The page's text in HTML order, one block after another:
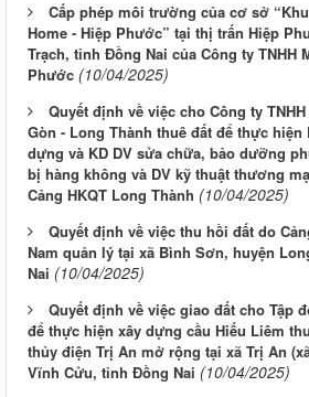
Cấp phép môi trường của cơ sở
Home - Hiệp Phước” tại thị trấn Hiệp
Trạch, tỉnh Đồng Nai của Công ty TNHH
Phước (10/04/2025)
Quyết định về việc cho Công ty
Gòn - Long Thành thuê đất để thực hiện
dựng và KD DV sửa chữa, bảo dưỡng
bị hàng không và DV kỹ thuật thương
Cảng HKQT Long Thành (10/04/2025)
Quyết định về việc thu hồi đất do
Nam quản lý tại xã Bình Sơn, huyện
Nai (10/04/2025)
Quyết định về việc giao đất cho Tập
để thực hiện xây dựng cầu Hiếu Liêm
thủy điện Trị An mở rộng tại xã Trị An
Vĩnh Cửu, tỉnh Đồng Nai (10/04/2025)